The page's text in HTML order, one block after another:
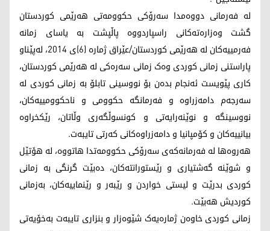
له‌ فه‌رمانی دووه‌مدا سه‌رۆكی حكوومه‌تی هه‌رێمی كوردستان
گشت وه‌زاره‌ته‌كانی راسپاردووه‌ پاڵپشت به‌ یاسای زمانە
فەرمییەکان لە هەرێمی کوردستان/عێراق ژمارە (6)ی 2014، لەپێناو
پاراستنی زمانی کوردی وەک زمانی سەرەکی لە هەرێمی کوردستان،
کاری پێویست ئەنجام بدەن بۆ نووسینی تابلۆ بە زمانی کوردی لە
سەرجەم دامەزراوە و فەرمانگە حکوومی و ناحکوومییەکان،
نووسینگە و نوێنەرایەتی و کونسوڵگەری وڵاتان، رێکخراوە
بیانییەکان و کۆمپانیا و دامەزراوەکانی کەرتی تایبەت.
هەروەها له‌ فه‌رمانه‌كه‌ی سه‌رۆكی حكوومه‌تدا هاتووه‌، لە هۆتێل
و شوێنە گەشتیاری و رێستورانتەکان، دەبێت گرنگی بە زمانی
کوردی بدرێت و لیستی خواردن و رێبەر و رێنماییەکان، بەزمانی
کوردیش هەبێت.
زمانی کوردی خاوەن ژمارەیەک شێوەزار و بنزاری تایبەت بەخۆیەتی